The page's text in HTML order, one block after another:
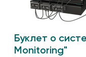
Буклет о
Monitoring"